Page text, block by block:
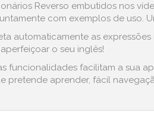
Reverso embutidos nos
com exemplos de uso.
automaticamente as
o seu inglês!
funcionalidades facilitam a sua
pretende aprender, fácil